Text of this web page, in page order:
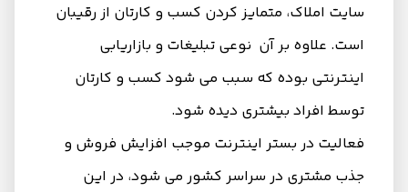
سایت املاک، متمایز کردن کسب و کارتان از رقیبان
است. علاوه بر آن نوعی تبلیغات و بازاریابی
اینترنتی بوده که سبب می شود کسب و کارتان
توسط افراد بیشتری دیده شود.
فعالیت در بستر اینترنت موجب افزایش فروش و
جذب مشتری در سراسر کشور می شود، در این